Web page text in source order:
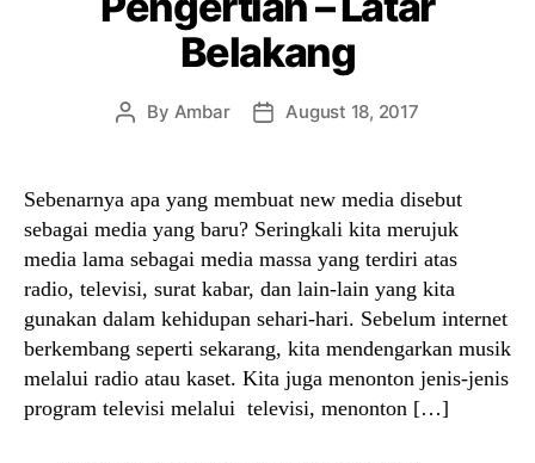
Belakang
Post
By Ambar
PostAugust 18, 2017
Sebenarnya apa yang membuat new media disebut
sebagai media yang baru? Seringkali kita merujuk
media lama sebagai media massa yang terdiri atas
radio, televisi, surat kabar, dan lain-lain yang kita
gunakan dalam kehidupan sehari-hari. Sebelum internet
berkembang seperti sekarang, kita mendengarkan musik
melalui radio atau kaset. Kita juga menonton jenis-jenis
program televisi melalui televisi, menonton […]